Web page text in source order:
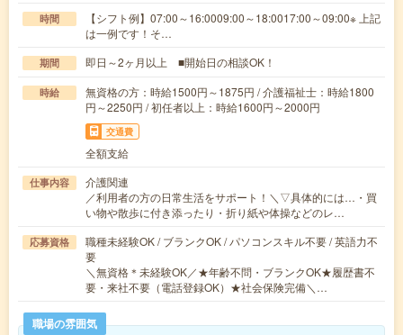
時間
【シフト例】07:00～16:0009:00～18:0017:00～09:00※ 上記
は一例です！そ…
期間 即日～2ヶ月以上 ■開始日の相談OK！
時給
無資格の方：時給1500円～1875円 / 介護福祉士：時給1800
円～2250円 / 初任者以上：時給1600円～2000円
交通費
全額支給
仕事内容
介護関連
／利用者の方の日常生活をサポート！＼▽具体的には…・買
い物や散歩に付き添ったり・折り紙や体操などのレ…
応募資格
職種未経験OK / ブランクOK / パソコンスキル不要 / 英語力不
要
＼無資格＊未経験OK／★年齢不問・ブランクOK★履歴書不
要・来社不要（電話登録OK）★社会保険完備＼…
職場の雰囲気